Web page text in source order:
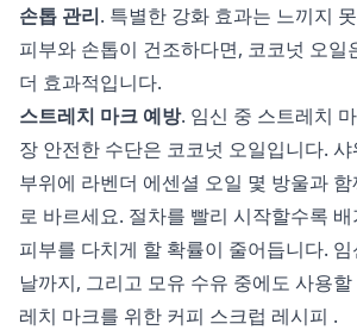
손톱 관리. 특별한 강화 효과는 느끼지
피부와 손톱이 건조하다면, 코코넛 오일
더 효과적입니다.
스트레치 마크 예방. 임신 중 스트레치
장 안전한 수단은 코코넛 오일입니다.
부위에 라벤더 에센셜 오일 몇 방울과
로 바르세요. 절차를 빨리 시작할수록
피부를 다치게 할 확률이 줄어듭니다.
날까지, 그리고 모유 수유 중에도 사용
레치 마크를 위한 커피 스크럽 레시피 .